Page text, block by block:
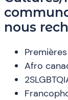
nous
Afro